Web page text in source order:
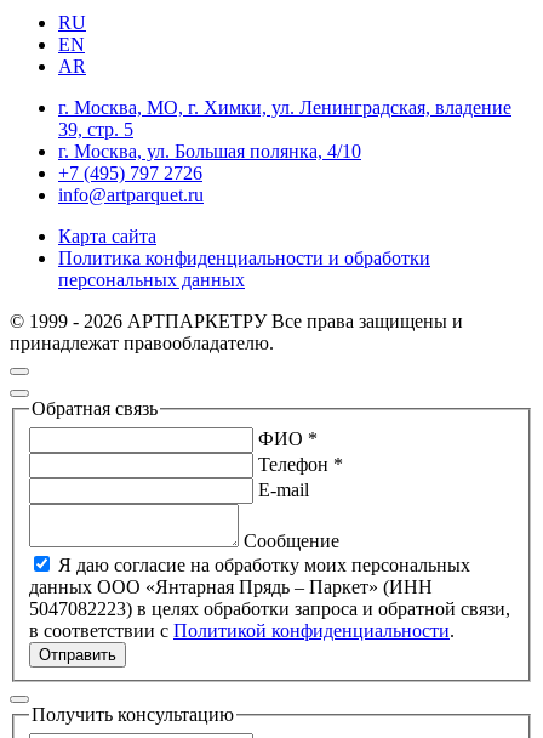
RU
EN
AR
г. Москва, МО, г. Химки, ул. Ленинградская, владение
39, стр. 5
г. Москва, ул. Большая полянка, 4/10
+7 (495) 797 2726
info@artparquet.ru
Карта сайта
Политика конфиденциальности и обработки
персональных данных
© 1999 - 2026 АРТПАРКЕТРУ Все права защищены и
принадлежат правообладателю.
Обратная связь
ФИО *
Телефон *
E-mail
Сообщение
Я даю согласие на обработку моих персональных
данных ООО «Янтарная Прядь – Паркет» (ИНН
5047082223) в целях обработки запроса и обратной связи,
в соответствии с Политикой конфиденциальности.
Отправить
Получить консультацию